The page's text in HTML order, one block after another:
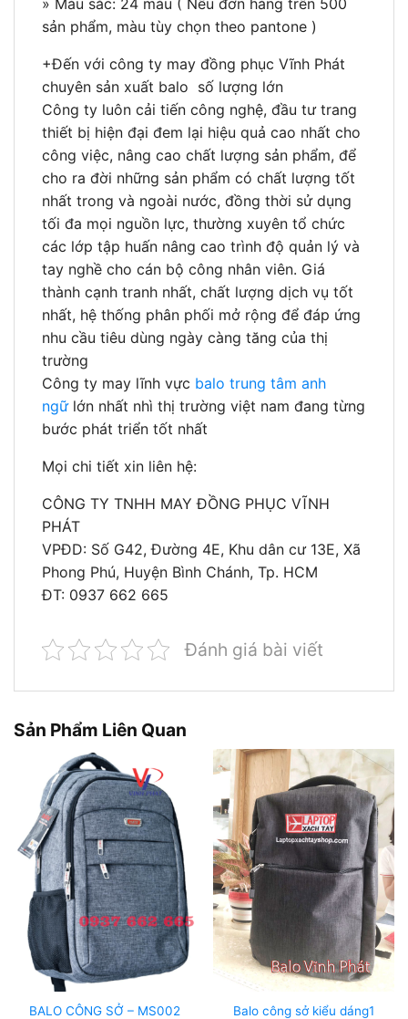
sản phẩm, màu tùy chọn theo pantone )
+Đến với công ty may đồng phục Vĩnh Phát
chuyên sản xuất balo số lượng lớn
Công ty luôn cải tiến công nghệ, đầu tư trang
thiết bị hiện đại đem lại hiệu quả cao nhất cho
công việc, nâng cao chất lượng sản phẩm, để
cho ra đời những sản phẩm có chất lượng tốt
nhất trong và ngoài nước, đồng thời sử dụng
tối đa mọi nguồn lực, thường xuyên tổ chức
các lớp tập huấn nâng cao trình độ quản lý và
tay nghề cho cán bộ công nhân viên. Giá
thành cạnh tranh nhất, chất lượng dịch vụ tốt
nhất, hệ thống phân phối mở rộng để đáp ứng
nhu cầu tiêu dùng ngày càng tăng của thị
trường
Công ty may lĩnh vực balo trung tâm anh
ngữlớn nhất nhì thị trường việt nam đang từng
bước phát triển tốt nhất
Mọi chi tiết xin liên hệ:
CÔNG TY TNHH MAY ĐỒNG PHỤC VĨNH
PHÁT
VPĐD: Số G42, Đường 4E, Khu dân cư 13E, Xã
Phong Phú, Huyện Bình Chánh, Tp. HCM
ĐT: 0937 662 665
Đánh giá bài viết
Sản Phẩm Liên Quan
BALO CÔNG SỞ – MS002 Balo công sở kiểu dáng1